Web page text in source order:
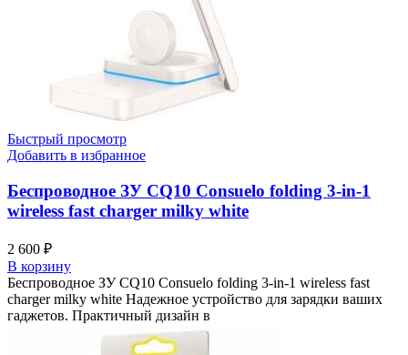
Быстрый просмотр
Добавить в избранное
Беспроводное ЗУ CQ10 Consuelo folding 3-in-1
wireless fast charger milky white
2 600 ₽
В корзину
Беспроводное ЗУ CQ10 Consuelo folding 3-in-1 wireless fast
charger milky white Надежное устройство для зарядки ваших
гаджетов. Практичный дизайн в